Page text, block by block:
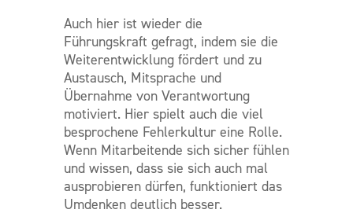
Auch hier ist wieder die
Führungskraft gefragt, indem sie die
Weiterentwicklung fördert und zu
Austausch, Mitsprache und
Übernahme von Verantwortung
motiviert. Hier spielt auch die viel
besprochene Fehlerkultur eine Rolle.
Wenn Mitarbeitende sich sicher fühlen
und wissen, dass sie sich auch mal
ausprobieren dürfen, funktioniert das
Umdenken deutlich besser.